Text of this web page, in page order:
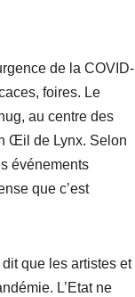
de la COVID-
foires. Le
au centre des
Œil de Lynx. Selon
événements
que c’est
que les artistes et
L’Etat ne